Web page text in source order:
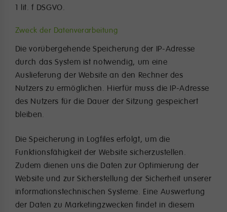
1 lit. f DSGVO.
Zweck der Datenverarbeitung
Die vorübergehende Speicherung der IP-Adresse
durch das System ist notwendig, um eine
Auslieferung der Website an den Rechner des
Nutzers zu ermöglichen. Hierfür muss die IP-Adresse
des Nutzers für die Dauer der Sitzung gespeichert
bleiben.
Die Speicherung in Logfiles erfolgt, um die
Funktionsfähigkeit der Website sicherzustellen.
Zudem dienen uns die Daten zur Optimierung der
Website und zur Sicherstellung der Sicherheit unserer
informationstechnischen Systeme. Eine Auswertung
der Daten zu Marketingzwecken findet in diesem